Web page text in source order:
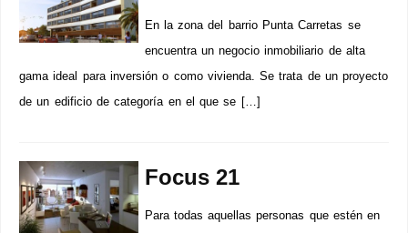
En la zona del barrio Punta Carretas se
encuentra un negocio inmobiliario de alta
gama ideal para inversión o como vivienda. Se trata de un proyecto
de un edificio de categoría en el que se […]
Focus 21
Para todas aquellas personas que estén en